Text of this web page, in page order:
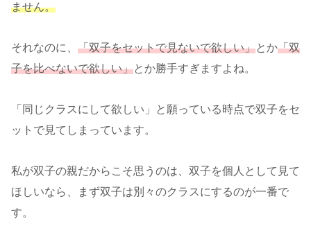
ません。
それなのに、 「双子をセットで見ないで欲しい」とか「双
子を比べないで欲しい」とか勝手すぎますよね。
「同じクラスにして欲しい」と願っている時点で双子をセ
ットで見てしまっています。
私が双子の親だからこそ思うのは、双子を個人として見て
ほしいなら、まず双子は別々のクラスにするのが一番で
す。